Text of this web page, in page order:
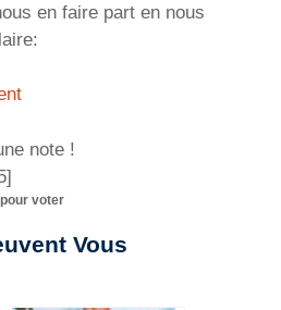
en faire part en nous
note !
]
voter
Vous